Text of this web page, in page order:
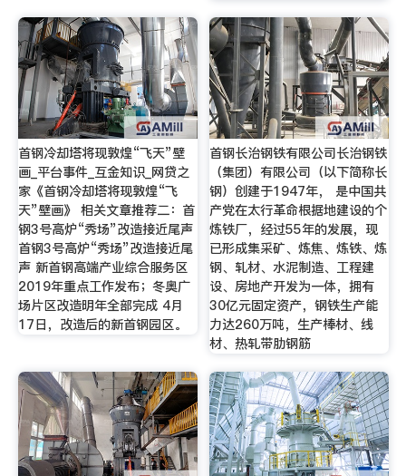
首钢冷却塔将现敦煌“飞天”壁
画_平台事件_互金知识_网贷之
家《首钢冷却塔将现敦煌“飞
天”壁画》 相关文章推荐二：首
钢3号高炉“秀场”改造接近尾声
首钢3号高炉“秀场”改造接近尾
声 新首钢高端产业综合服务区
2019年重点工作发布；冬奥广
场片区改造明年全部完成 4月
17日，改造后的新首钢园区。
首钢长治钢铁有限公司长治钢铁
（集团）有限公司（以下简称长
钢）创建于1947年， 是中国共
产党在太行革命根据地建设的个
炼铁厂，经过55年的发展，现
已形成集采矿、炼焦、炼铁、炼
钢、轧材、水泥制造、工程建
设、房地产开发为一体，拥有
30亿元固定资产，钢铁生产能
力达260万吨，生产棒材、线
材、热轧带肋钢筋